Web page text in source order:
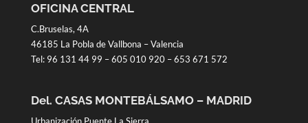
OFICINA CENTRAL
C.Bruselas, 4A
46185 La Pobla de Vallbona – Valencia
Tel: 96 131 44 99 –605 010 920–653 671 572
Del. CASAS MONTEBÁLSAMO – MADRID